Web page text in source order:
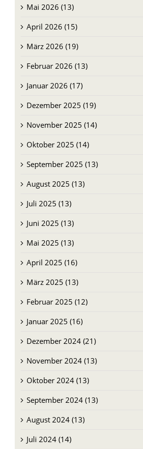
Mai 2026 (13)
April 2026 (15)
März 2026 (19)
Februar 2026 (13)
Januar 2026 (17)
Dezember 2025 (19)
November 2025 (14)
Oktober 2025 (14)
September 2025 (13)
August 2025 (13)
Juli 2025 (13)
Juni 2025 (13)
Mai 2025 (13)
April 2025 (16)
März 2025 (13)
Februar 2025 (12)
Januar 2025 (16)
Dezember 2024 (21)
November 2024 (13)
Oktober 2024 (13)
September 2024 (13)
August 2024 (13)
Juli 2024 (14)